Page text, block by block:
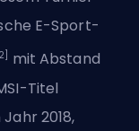
E-Sport-
[2]
mit Abstand
Titel
2018,